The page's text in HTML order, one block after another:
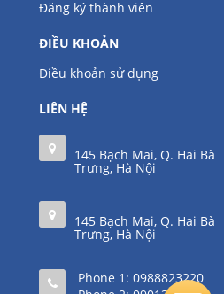
Đăng ký thành viên
ĐIỀU KHOẢN
Điều khoản sử dụng
LIÊN HỆ
145 Bạch Mai, Q. Hai Bà
Trưng, Hà Nội
145 Bạch Mai, Q. Hai Bà
Trưng, Hà Nội
Phone 1: 0988823220